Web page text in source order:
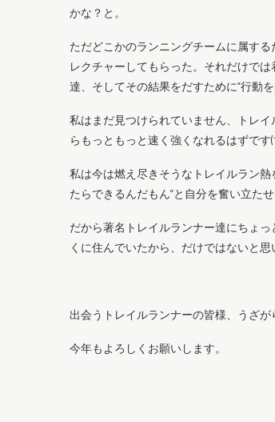
かな？と。
ただどこかのランニングチームに属す
レクチャーしてもらった。それだけで
達、そしてその結果をだすために”行動
私はまだ見つけられていません、トレ
らもっともっと速く強くなれるはずです(
私は今は燃え尽きそうなトレイルラン
たらできるんだもん”と自分を奮い立た
だから著名トレイルランナー達にちょ
くに住んでいたから、だけではないと思
出会うトレイルランナーの皆様、うざが
今年もよろしくお願いします。